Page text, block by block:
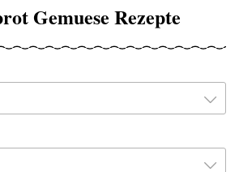
Gemuese Rezepte